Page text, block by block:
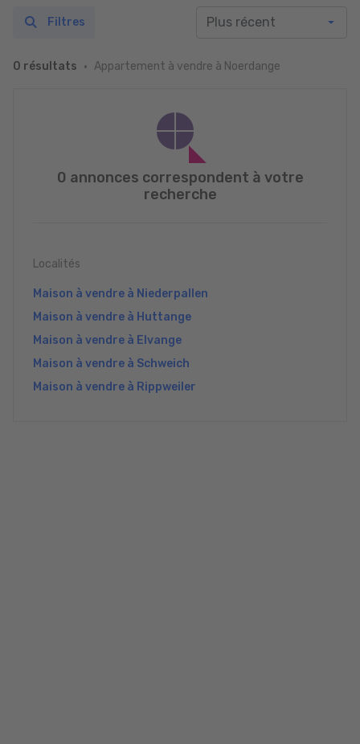
0 résultats Appartement à vendre à Noerdange
Filtres
0 annonces correspondent à votre
recherche
Localités
Maison à vendre à Niederpallen
Maison à vendre à Huttange
Maison à vendre à Elvange
Maison à vendre à Schweich
Maison à vendre à Rippweiler